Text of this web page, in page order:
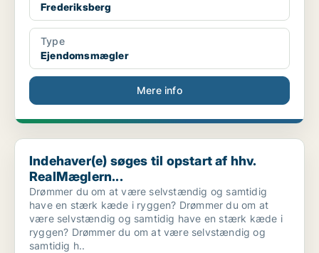
Frederiksberg
Type
Ejendomsmægler
Mere info
Indehaver(e) søges til opstart af hhv. RealMæglern...
Indehaver(e) søges til opstart af hhv.
RealMæglern...
Drømmer du om at være selvstændig og samtidig
have en stærk kæde i ryggen? Drømmer du om at
være selvstændig og samtidig have en stærk kæde i
ryggen? Drømmer du om at være selvstændig og
samtidig h..